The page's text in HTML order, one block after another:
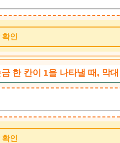
확인
한 칸이 1을 나타낼 때, 막
확인